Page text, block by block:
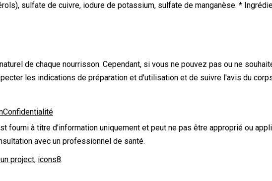
sulfate de cuivre, iodure de potassium, sulfate de manganèse. *
de chaque nourrisson. Cependant, si vous ne pouvez pas ou ne
les indications de préparation et d'utilisation et de suivre l'avis du
Confidentialité
fourni à titre d'information uniquement et peut ne pas être approprié ou
avec un professionnel de santé.
project, icons8.